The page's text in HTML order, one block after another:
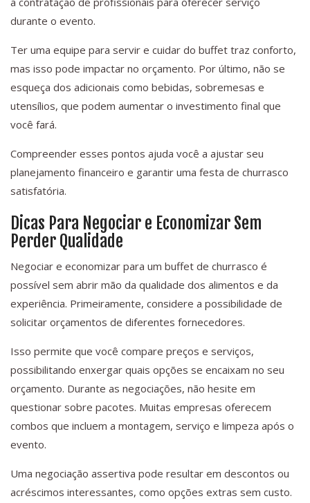
durante o evento.
Ter uma equipe para servir e cuidar do buffet traz conforto,
mas isso pode impactar no orçamento. Por último, não se
esqueça dos adicionais como bebidas, sobremesas e
utensílios, que podem aumentar o investimento final que
você fará.
Compreender esses pontos ajuda você a ajustar seu
planejamento financeiro e garantir uma festa de churrasco
satisfatória.
Dicas Para Negociar e Economizar Sem
Perder Qualidade
Negociar e economizar para um buffet de churrasco é
possível sem abrir mão da qualidade dos alimentos e da
experiência. Primeiramente, considere a possibilidade de
solicitar orçamentos de diferentes fornecedores.
Isso permite que você compare preços e serviços,
possibilitando enxergar quais opções se encaixam no seu
orçamento. Durante as negociações, não hesite em
questionar sobre pacotes. Muitas empresas oferecem
combos que incluem a montagem, serviço e limpeza após o
evento.
Uma negociação assertiva pode resultar em descontos ou
acréscimos interessantes, como opções extras sem custo.